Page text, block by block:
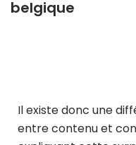
belgique
Il existe donc une
entre contenu et